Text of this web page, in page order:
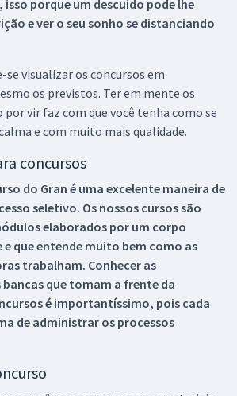
porque um descuido pode lhe
e ver o seu sonho se distanciando
se visualizar os concursos em
os previstos. Ter em mente os
por vir faz com que você tenha como se
e com muito mais qualidade.
concursos
do Gran é uma excelente maneira de
seletivo. Os nossos cursos são
elaborados por um corpo
que entende muito bem como as
trabalham. Conhecer as
que tomam a frente da
é importantíssimo, pois cada
de administrar os processos